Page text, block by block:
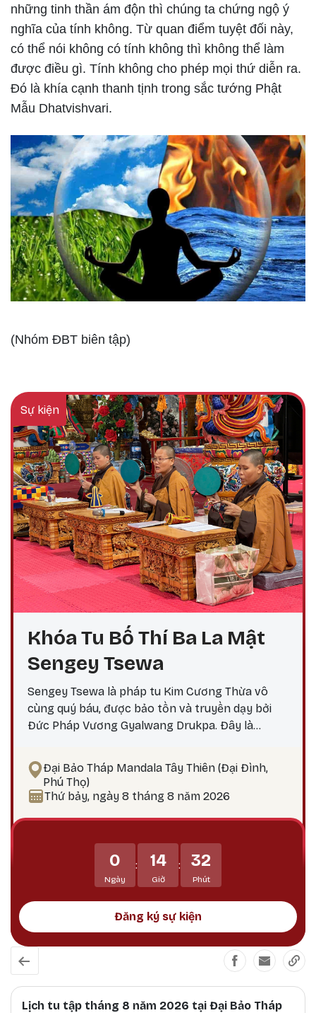
những tinh thần ám độn thì chúng ta chứng ngộ ý
nghĩa của tính không. Từ quan điểm tuyệt đối này,
có thể nói không có tính không thì không thể làm
được điều gì. Tính không cho phép mọi thứ diễn ra.
Đó là khía cạnh thanh tịnh trong sắc tướng Phật
Mẫu Dhatvishvari.
(Nhóm ĐBT biên tập)
Sự kiện
Khóa Tu Bố Thí Ba La Mật
Sengey Tsewa
Sengey Tsewa là pháp tu Kim Cương Thừa vô
cùng quý báu, được bảo tồn và truyền dạy bởi
Đức Pháp Vương Gyalwang Drukpa. Đây là
phiền não bám chấp khổ đau Tích lũy công đức,
hướng tới giác ngộ Tại sao nên thực hành vào
ngày 25? Theo lịch Kim Cương Thừa, ngày 25 là
Phật Bản Tôn Mẫu Tính.
Đại Bảo Tháp Mandala Tây Thiên (Đại Đình,
Phú Thọ)
Thứ bảy, ngày 8 tháng 8 năm 2026
0
Ngày
: 14
Giờ
: 32
Phút
Đăng ký sự kiện
Lịch tu tập tháng 8 năm 2026 tại Đại Bảo Tháp